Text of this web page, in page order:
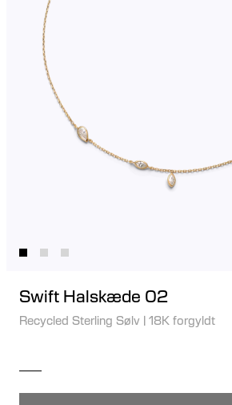
Swift Halskæde 02
Recycled Sterling Sølv | 18K forgyldt